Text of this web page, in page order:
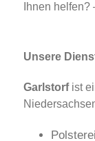
Ihnen
Unsere
Garlstorfist